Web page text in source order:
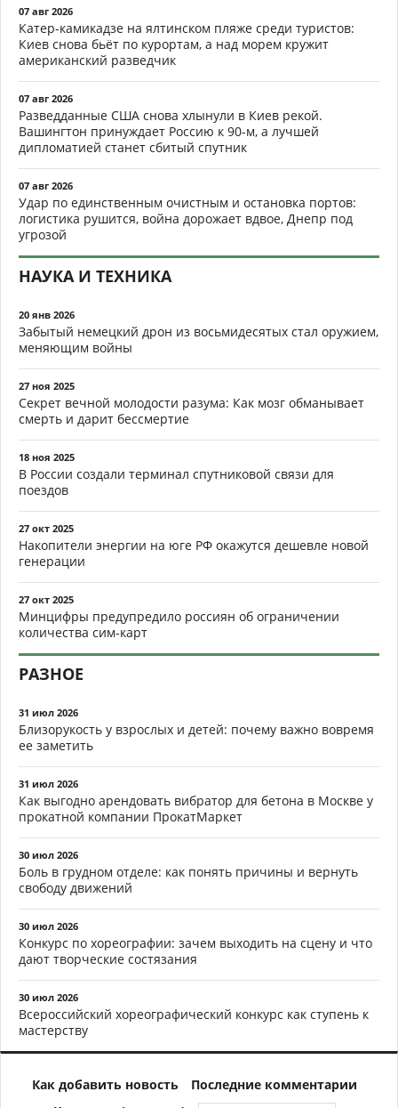
07 авг 2026
Катер-камикадзе на ялтинском пляже среди туристов:
Киев снова бьёт по курортам, а над морем кружит
американский разведчик
07 авг 2026
Разведданные США снова хлынули в Киев рекой.
Вашингтон принуждает Россию к 90-м, а лучшей
дипломатией станет сбитый спутник
07 авг 2026
Удар по единственным очистным и остановка портов:
логистика рушится, война дорожает вдвое, Днепр под
угрозой
НАУКА И ТЕХНИКА
20 янв 2026
Забытый немецкий дрон из восьмидесятых стал оружием,
меняющим войны
27 ноя 2025
Секрет вечной молодости разума: Как мозг обманывает
смерть и дарит бессмертие
18 ноя 2025
В России создали терминал спутниковой связи для
поездов
27 окт 2025
Накопители энергии на юге РФ окажутся дешевле новой
генерации
27 окт 2025
Минцифры предупредило россиян об ограничении
количества сим-карт
РАЗНОЕ
31 июл 2026
Близорукость у взрослых и детей: почему важно вовремя
ее заметить
31 июл 2026
Как выгодно арендовать вибратор для бетона в Москве у
прокатной компании ПрокатМаркет
30 июл 2026
Боль в грудном отделе: как понять причины и вернуть
свободу движений
30 июл 2026
Конкурс по хореографии: зачем выходить на сцену и что
дают творческие состязания
30 июл 2026
Всероссийский хореографический конкурс как ступень к
мастерству
Как добавить новость
Последние комментарии